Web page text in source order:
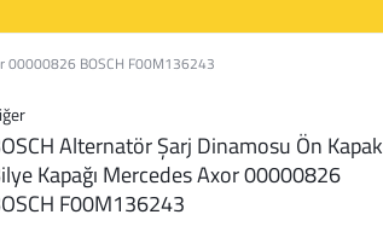
00000826 BOSCH F00M136243
Alternatör Şarj Dinamosu Ön Kapak
Kapağı Mercedes Axor 00000826
F00M136243